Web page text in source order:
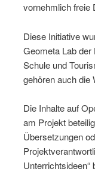
vornehmlich freie
Diese Initiative
Geometa Lab der
Schule und
gehören auch die
Die Inhalte auf
am Projekt
Übersetzungen
Unterrichtsideen“